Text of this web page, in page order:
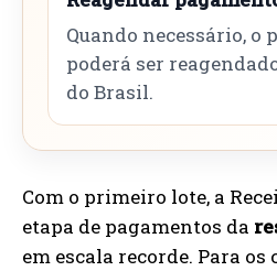
Quando necessário, o
poderá ser
do Brasil.
Com o primeiro lote, a
etapa de pagamentos da
em escala recorde. Para